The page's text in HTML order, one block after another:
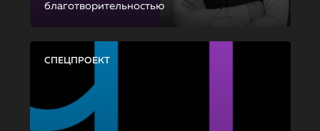
благотворительностью
СПЕЦПРОЕКТ